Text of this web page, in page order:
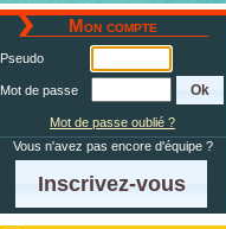
Mon compte
Pseudo
Mot de passe
Mot de passe oublié ?
Vous n'avez pas encore d'équipe ?
Inscrivez-vous